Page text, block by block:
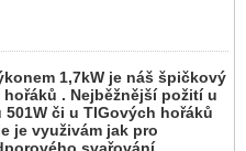
1,7kW je náš špičkový
. Nejběžnější požití u
či u TIGových hořáků
je využivám jak pro